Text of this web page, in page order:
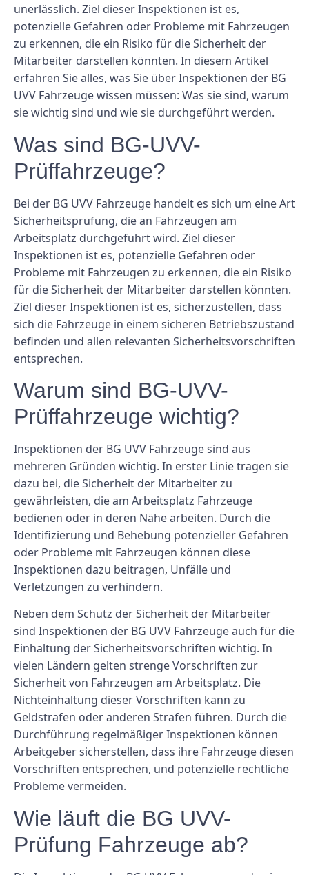
unerlässlich. Ziel dieser Inspektionen ist es,
potenzielle Gefahren oder Probleme mit Fahrzeugen
zu erkennen, die ein Risiko für die Sicherheit der
Mitarbeiter darstellen könnten. In diesem Artikel
erfahren Sie alles, was Sie über Inspektionen der BG
UVV Fahrzeuge wissen müssen: Was sie sind, warum
sie wichtig sind und wie sie durchgeführt werden.
Was sind BG-UVV-
Prüffahrzeuge?
Bei der BG UVV Fahrzeuge handelt es sich um eine Art
Sicherheitsprüfung, die an Fahrzeugen am
Arbeitsplatz durchgeführt wird. Ziel dieser
Inspektionen ist es, potenzielle Gefahren oder
Probleme mit Fahrzeugen zu erkennen, die ein Risiko
für die Sicherheit der Mitarbeiter darstellen könnten.
Ziel dieser Inspektionen ist es, sicherzustellen, dass
sich die Fahrzeuge in einem sicheren Betriebszustand
befinden und allen relevanten Sicherheitsvorschriften
entsprechen.
Warum sind BG-UVV-
Prüffahrzeuge wichtig?
Inspektionen der BG UVV Fahrzeuge sind aus
mehreren Gründen wichtig. In erster Linie tragen sie
dazu bei, die Sicherheit der Mitarbeiter zu
gewährleisten, die am Arbeitsplatz Fahrzeuge
bedienen oder in deren Nähe arbeiten. Durch die
Identifizierung und Behebung potenzieller Gefahren
oder Probleme mit Fahrzeugen können diese
Inspektionen dazu beitragen, Unfälle und
Verletzungen zu verhindern.
Neben dem Schutz der Sicherheit der Mitarbeiter
sind Inspektionen der BG UVV Fahrzeuge auch für die
Einhaltung der Sicherheitsvorschriften wichtig. In
vielen Ländern gelten strenge Vorschriften zur
Sicherheit von Fahrzeugen am Arbeitsplatz. Die
Nichteinhaltung dieser Vorschriften kann zu
Geldstrafen oder anderen Strafen führen. Durch die
Durchführung regelmäßiger Inspektionen können
Arbeitgeber sicherstellen, dass ihre Fahrzeuge diesen
Vorschriften entsprechen, und potenzielle rechtliche
Probleme vermeiden.
Wie läuft die BG UVV-
Prüfung Fahrzeuge ab?